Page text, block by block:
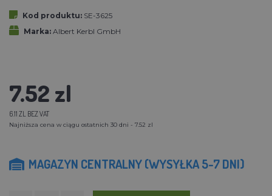
Kod produktu: SE-3625
Marka: Albert Kerbl GmbH
7.52 zl
6.11 ZL BEZ VAT
Najniższa cena w ciągu ostatnich 30 dni - 7.52 zl
MAGAZYN CENTRALNY (WYSYŁKA 5-7 DNI)